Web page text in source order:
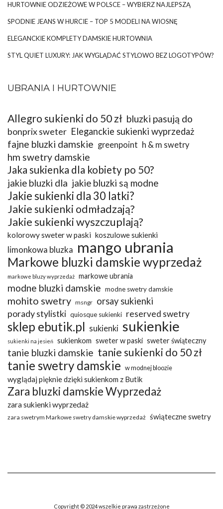
HURTOWNIE ODZIEŻOWE W POLSCE – WYBIERZ NAJLEPSZĄ
SPODNIE JEANS W HURCIE – TOP 5 MODELI NA WIOSNĘ
ELEGANCKIE KOMPLETY DAMSKIE HURTOWNIA
STYL QUIET LUXURY: JAK WYGLĄDAĆ STYLOWO BEZ LOGOTYPÓW?
UBRANIA I HURTOWNIE
Allegro sukienki do 50 zł bluzki pasują do
bonprix sweter Eleganckie sukienki wyprzedaż
fajne bluzki damskie greenpoint h & m swetry
hm swetry damskie
Jaka sukienka dla kobiety po 50?
jakie bluzki dla jakie bluzki są modne
Jakie sukienki dla 30 latki?
Jakie sukienki odmładzają?
Jakie sukienki wyszczuplają?
kolorowy sweter w paski koszulowe sukienki
limonkowa bluzka mango ubrania
Markowe bluzki damskie wyprzedaż
markowe bluzy wyprzedaż markowe ubrania
modne bluzki damskie modne swetry damskie
mohito swetry msngr orsay sukienki
porady stylistki quiosque sukienki reserved swetry
sklep ebutik.pl sukienki sukienkie
sukienki na jesień sukienkom sweter w paski sweter świąteczny
tanie bluzki damskie tanie sukienki do 50 zł
tanie swetry damskie w modnej bloozie
wyglądaj pięknie dzięki sukienkom z Butik
Zara bluzki damskie Wyprzedaż
zara sukienki wyprzedaż
zara swetrym Markowe swetry damskie wyprzedaż świąteczne swetry
Copyright © 2024 wszelkie prawa zastrzeżone